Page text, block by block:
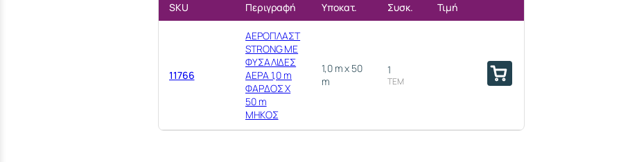
SKU Περιγραφή Υποκατ. Συσκ. Τιμή
11766
ΑΕΡΟΠΛΑΣΤ
STRONG ΜΕ
ΦΥΣΑΛΙΔΕΣ
ΑΕΡΑ 1,0 m
ΦΑΡΔΟΣ Χ
50 m
ΜΗΚΟΣ
1,0 m x 50
m
1
ΤΕΜ